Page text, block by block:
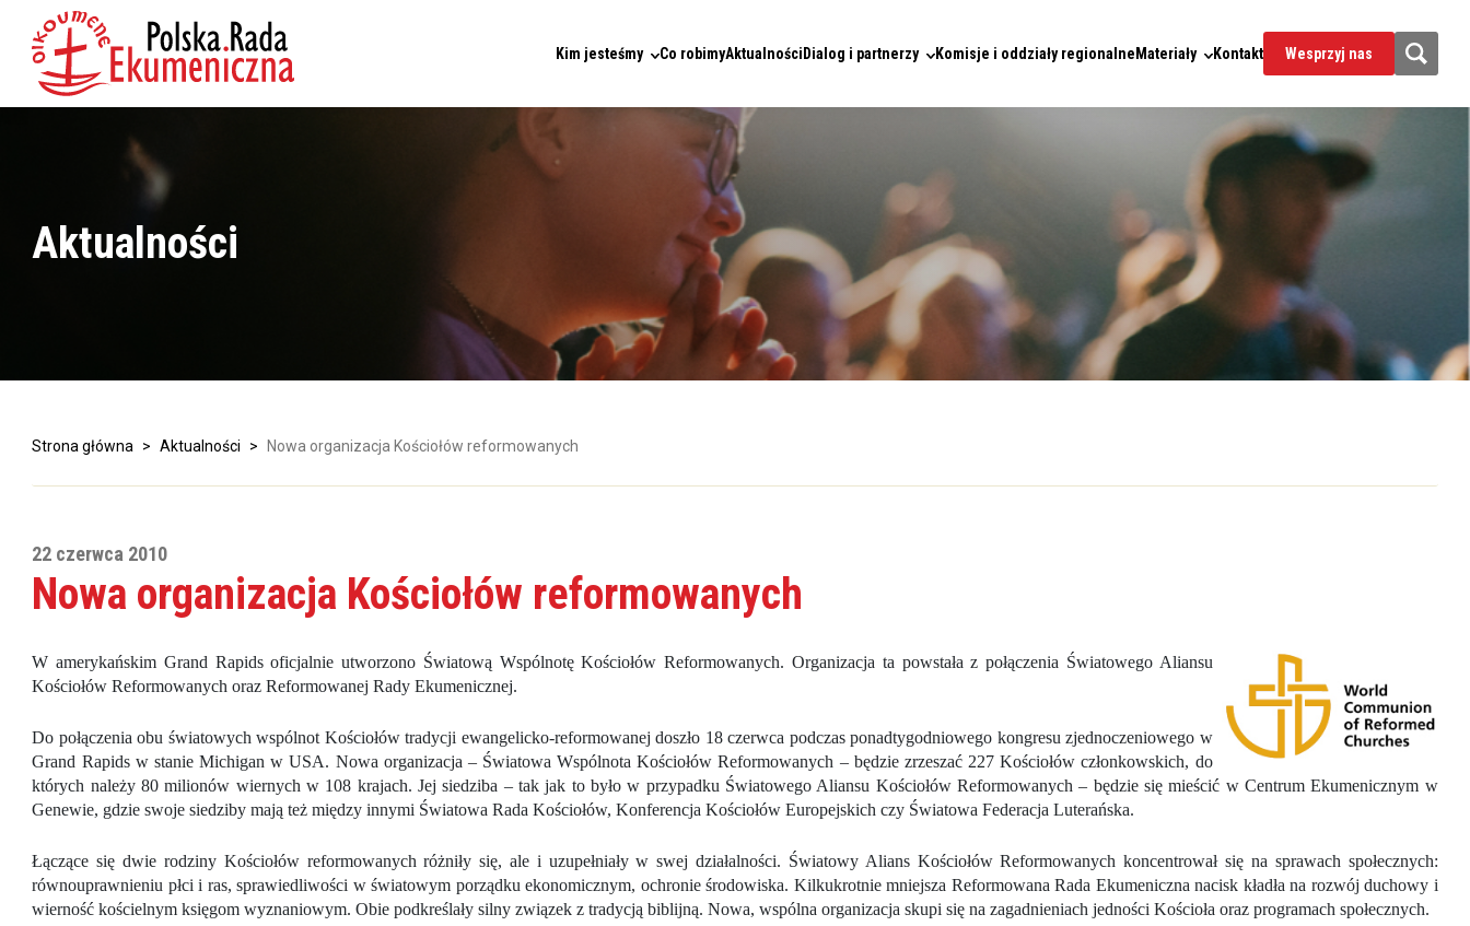
Kim jesteśmy Co robimyAktualnościDialog i partnerzy Komisje i oddziały regionalneMateriały Kontakt Wesprzyj nas
Aktualności
Strona główna > Aktualności > Nowa organizacja Kościołów reformowanych
22 czerwca 2010
Nowa organizacja Kościołów reformowanych
W amerykańskim Grand Rapids oficjalnie utworzono Światową Wspólnotę Kościołów Reformowanych. Organizacja ta powstała z połączenia Światowego Aliansu
Kościołów Reformowanych oraz Reformowanej Rady Ekumenicznej.
Do połączenia obu światowych wspólnot Kościołów tradycji ewangelicko-reformowanej doszło 18 czerwca podczas ponadtygodniowego kongresu zjednoczeniowego w
Grand Rapids w stanie Michigan w USA. Nowa organizacja – Światowa Wspólnota Kościołów Reformowanych – będzie zrzeszać 227 Kościołów członkowskich, do
których należy 80 milionów wiernych w 108 krajach. Jej siedziba – tak jak to było w przypadku Światowego Aliansu Kościołów Reformowanych – będzie się mieścić w Centrum Ekumenicznym w
Genewie, gdzie swoje siedziby mają też między innymi Światowa Rada Kościołów, Konferencja Kościołów Europejskich czy Światowa Federacja Luterańska.
Łączące się dwie rodziny Kościołów reformowanych różniły się, ale i uzupełniały w swej działalności. Światowy Alians Kościołów Reformowanych koncentrował się na sprawach społecznych:
równouprawnieniu płci i ras, sprawiedliwości w światowym porządku ekonomicznym, ochronie środowiska. Kilkukrotnie mniejsza Reformowana Rada Ekumeniczna nacisk kładła na rozwój duchowy i
wierność kościelnym księgom wyznaniowym. Obie podkreślały silny związek z tradycją biblijną. Nowa, wspólna organizacja skupi się na zagadnieniach jedności Kościoła oraz programach społecznych.